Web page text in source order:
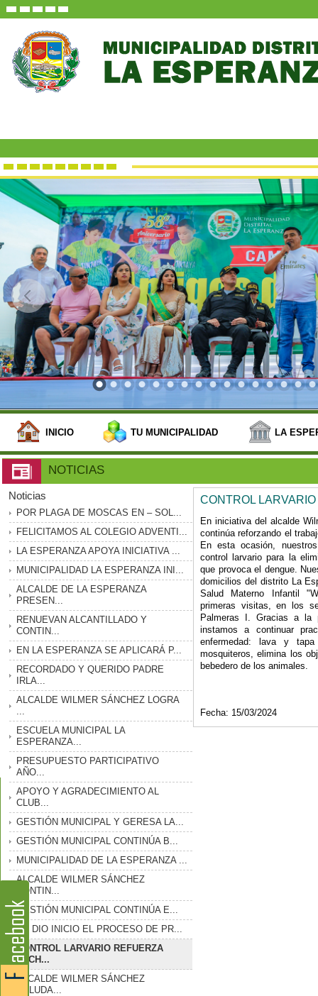
INICIO TU MUNICIPALIDAD LA
NOTICIAS
Noticias
POR PLAGA DE MOSCAS EN – SOL...
FELICITAMOS AL COLEGIO ADVENTI...
LA ESPERANZA APOYA INICIATIVA ...
MUNICIPALIDAD LA ESPERANZA INI...
ALCALDE DE LA ESPERANZA
PRESEN...
RENUEVAN ALCANTILLADO Y
CONTIN...
EN LA ESPERANZA SE APLICARÁ P...
RECORDADO Y QUERIDO PADRE
IRLA...
ALCALDE WILMER SÁNCHEZ LOGRA
ESCUELA MUNICIPAL LA
ESPERANZA...
PRESUPUESTO PARTICIPATIVO
AÑO...
APOYO Y AGRADECIMIENTO AL
CLUB...
GESTIÓN MUNICIPAL Y GERESA LA...
GESTIÓN MUNICIPAL CONTINÚA B...
MUNICIPALIDAD DE LA ESPERANZA ...
ALCALDE WILMER SÁNCHEZ
CONTIN...
GESTIÓN MUNICIPAL CONTINÚA E...
SE DIO INICIO EL PROCESO DE PR...
CONTROL LARVARIO REFUERZA
LUCH...
ALCALDE WILMER SÁNCHEZ
SALUDA...
CONTROL
En iniciativa del alcalde
continúa reforzando el
En esta ocasión,
control larvario para la
que provoca el dengue.
domicilios del distrito La
Salud Materno Infantil
primeras visitas, en los
Palmeras I. Gracias a la
instamos a continuar
enfermedad: lava y
mosquiteros, elimina los
bebedero de los animales.
Fecha: 15/03/2024